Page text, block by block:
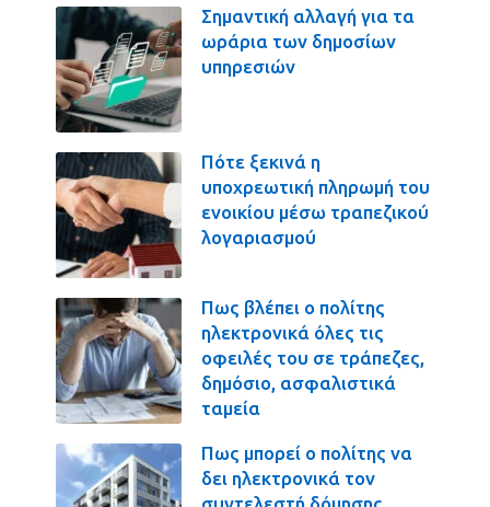
Σημαντική αλλαγή για τα
ωράρια των δημοσίων
υπηρεσιών
Πότε ξεκινά η
υποχρεωτική πληρωμή του
ενοικίου μέσω τραπεζικού
λογαριασμού
Πως βλέπει ο πολίτης
ηλεκτρονικά όλες τις
οφειλές του σε τράπεζες,
δημόσιο, ασφαλιστικά
ταμεία
Πως μπορεί ο πολίτης να
δει ηλεκτρονικά τον